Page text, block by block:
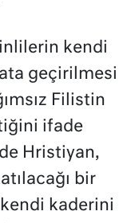
kendi
geçirilmesi
Filistin
ifade
Hristiyan,
bir
kaderini